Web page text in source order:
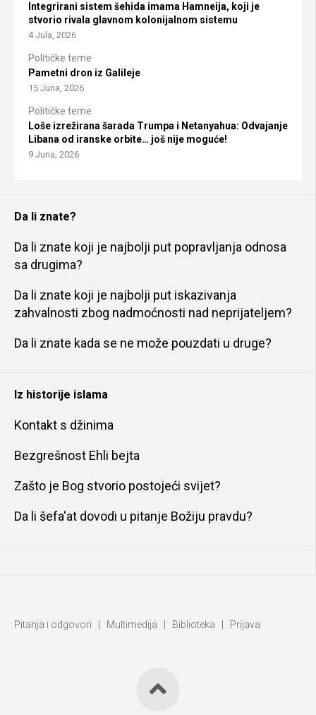
Integrirani sistem šehida imama Hamneija, koji je
stvorio rivala glavnom kolonijalnom sistemu
4 Jula, 2026
Političke teme
Pametni dron iz Galileje
15 Juna, 2026
Političke teme
Loše izrežirana šarada Trumpa i Netanyahua: Odvajanje
Libana od iranske orbite… još nije moguće!
9 Juna, 2026
Da li znate?
Da li znate koji je najbolji put popravljanja odnosa
sa drugima?
Da li znate koji je najbolji put iskazivanja
zahvalnosti zbog nadmoćnosti nad neprijateljem?
Da li znate kada se ne može pouzdati u druge?
Iz historije islama
Kontakt s džinima
Bezgrešnost Ehli bejta
Zašto je Bog stvorio postojeći svijet?
Da li šefa'at dovodi u pitanje Božiju pravdu?
Pitanja i odgovori Multimedija Biblioteka Prijava